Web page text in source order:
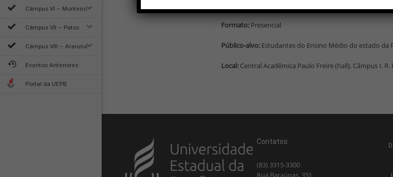
Câmpus VI – Monteiro
Câmpus VII – Patos
Câmpus VIII – Araruna
Eventos Anteriores
Portal da UEPB
Formato: Presencial
Público-alvo: Estudantes do Ensino Médio do estado da
Local: Central Acadêmica Paulo Freire (hall), Câmpus I.
Contatos:
(83) 3315-3300
Rua Baraúnas, 351